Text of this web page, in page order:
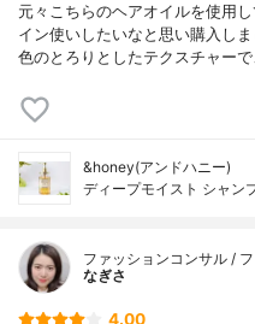
元々こちらのヘアオイルを使用
イン使いしたいなと思い購入し
色のとろりとしたテクスチャー
&honey(アンドハニー)
ディープモイスト シャン
ファッションコンサル /
なぎさ
4.00